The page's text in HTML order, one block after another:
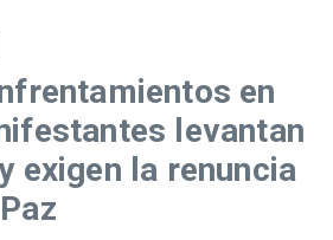
en
levantan
exigen la renuncia